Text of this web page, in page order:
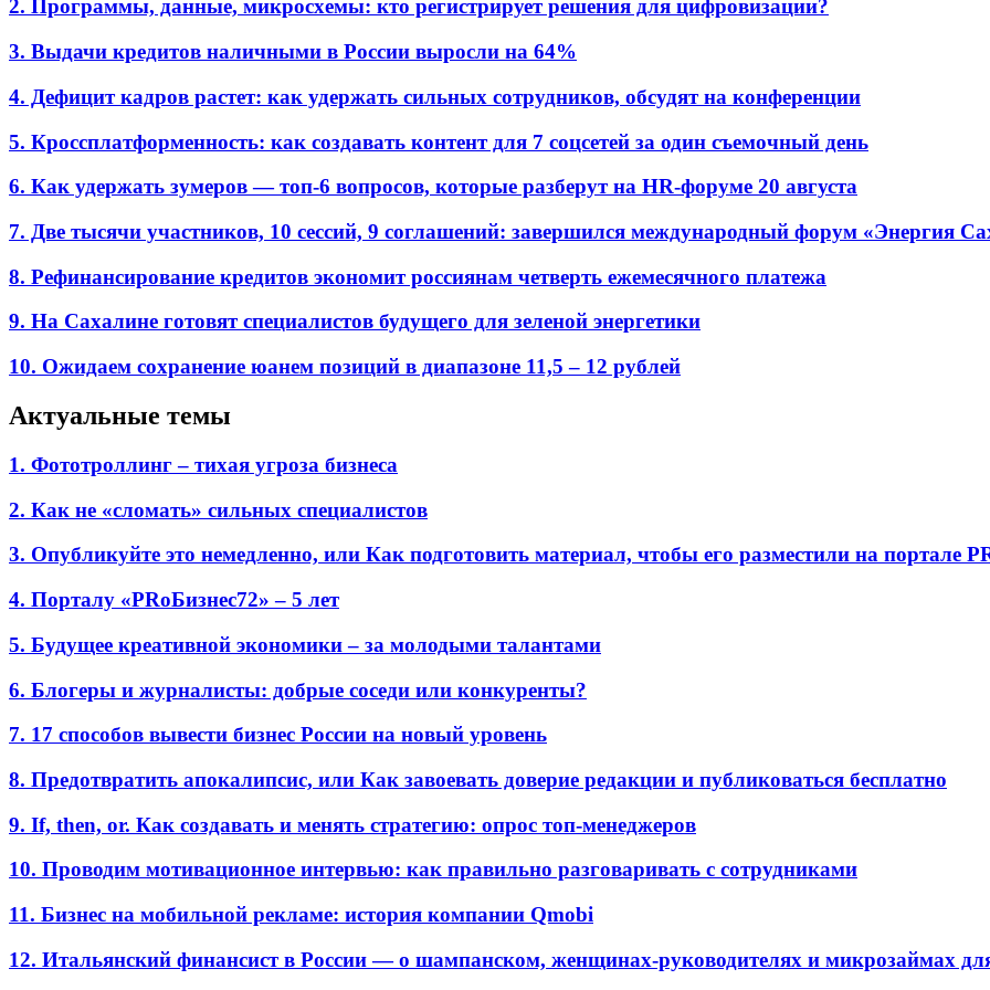
2. Программы, данные, микросхемы: кто регистрирует решения для цифровизации?
3. Выдачи кредитов наличными в России выросли на 64%
4. Дефицит кадров растет: как удержать сильных сотрудников, обсудят на конференции
5. Кроссплатформенность: как создавать контент для 7 соцсетей за один съемочный день
6. Как удержать зумеров — топ-6 вопросов, которые разберут на HR-форуме 20 августа
7. Две тысячи участников, 10 сессий, 9 соглашений: завершился международный форум «Энергия
8. Рефинансирование кредитов экономит россиянам четверть ежемесячного платежа
9. На Сахалине готовят специалистов будущего для зеленой энергетики
10. Ожидаем сохранение юанем позиций в диапазоне 11,5 – 12 рублей
Актуальные темы
1. Фототроллинг – тихая угроза бизнеса
2. Как не «сломать» сильных специалистов
3. Опубликуйте это немедленно, или Как подготовить материал, чтобы его разместили на портале
4. Порталу «PRоБизнес72» – 5 лет
5. Будущее креативной экономики – за молодыми талантами
6. Блогеры и журналисты: добрые соседи или конкуренты?
7. 17 способов вывести бизнес России на новый уровень
8. Предотвратить апокалипсис, или Как завоевать доверие редакции и публиковаться бесплатно
9. If, then, or. Как создавать и менять стратегию: опрос топ-менеджеров
10. Проводим мотивационное интервью: как правильно разговаривать с сотрудниками
11. Бизнес на мобильной рекламе: история компании Qmobi
12. Итальянский финансист в России — о шампанском, женщинах-руководителях и микрозаймах